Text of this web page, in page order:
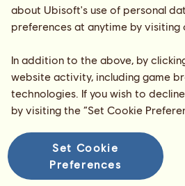
about Ubisoft's use of personal
preferences at anytime by
In addition to the above, by
website activity, including game
technologies. If you wish to
by visiting the “Set Cookie
Set Cookie
Preferences